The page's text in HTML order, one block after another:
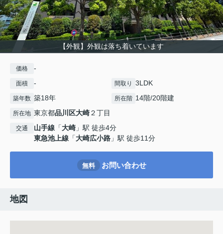
【外観】外観は落ち着いています
価格 -
面積 - 間取り 3LDK
築年数 築18年 所在階 14階/20階建
所在地 東京都品川区大崎２丁目
交通 山手線 「大崎 」駅 徒歩4分
東急池上線 「大崎広小路 」駅 徒歩11分
無料 お問い合わせ
地図